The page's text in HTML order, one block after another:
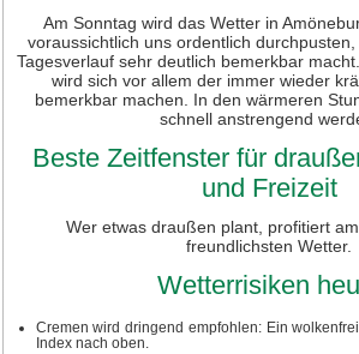
Am Sonntag wird das Wetter in
voraussichtlich uns ordentlich
Tagesverlauf sehr deutlich bemerkbar
wird sich vor allem der immer wieder
bemerkbar machen. In den wärmeren
schnell anstrengend
Beste Zeitfenster für
und Freizeit
Wer etwas draußen plant, profitiert
freundlichsten Wetter.
Wetterrisiken
Cremen wird dringend empfohlen: Ein
Index nach oben.